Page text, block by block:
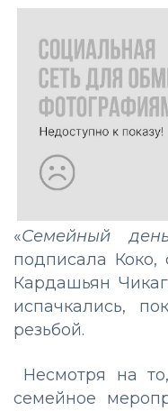
«Семейный
подписала
Кардашьян
испачкались,
резьбой.
Несмотря на
семейное